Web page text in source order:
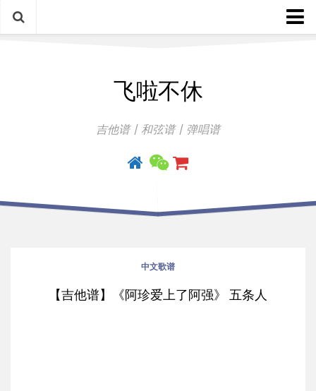
飞啦不休
吉他谱丨和弦谱丨弹唱谱
中文歌谱
【吉他谱】《阿珍爱上了阿强》 五条人